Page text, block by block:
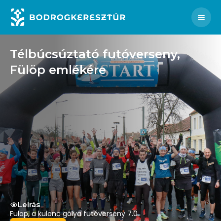
Menü
Télbúcsúztató futóverseny,
Fülöp emlékére
Leírás
Fülöp, a különc gólya futóverseny 7.0